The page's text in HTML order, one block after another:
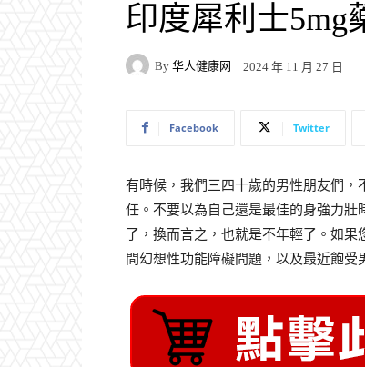
印度犀利士5mg
By 华人健康网 2024 年 11 月 27 日
Facebook Twitter
有時候，我們三四十歲的男性朋友們
任。不要以為自己還是最佳的身強力
了，換而言之，也就是不年輕了。如
間幻想性功能障礙問題，以及最近飽受